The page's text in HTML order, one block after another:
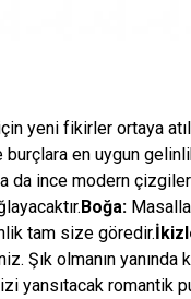
yeni fikirler ortaya
en uygun
da ince modern
Boğa:
tam size göredir.
Şık olmanın yanında
yansıtacak romantik